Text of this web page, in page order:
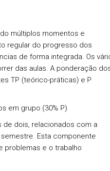
múltiplos momentos e
regular do progresso dos
de forma integrada. Os
das aulas. A ponderação
TP (teórico-práticas) e P
em grupo (30% P)
de dois, relacionados com a
Esta componente
problemas e o trabalho